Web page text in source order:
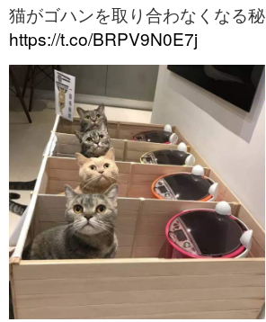
猫がゴハンを取り合わなくなる
https://t.co/BRPV9N0E7j